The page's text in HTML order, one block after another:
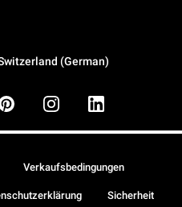
(German)
Verkaufsbedingungen
Sicherheit